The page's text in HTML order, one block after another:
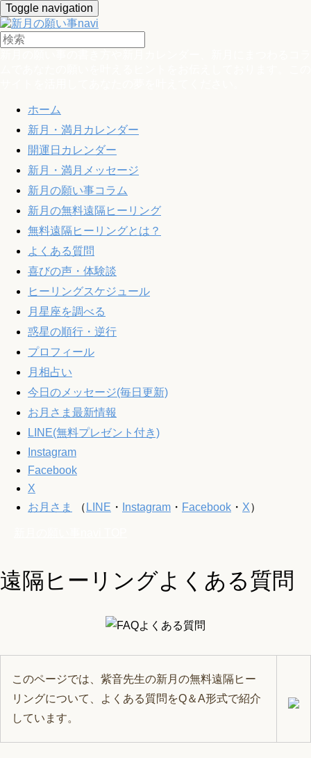
Toggle navigation
ホーム
新月・満月カレンダー
開運日カレンダー
新月・満月メッセージ
新月の願い事コラム
新月の無料遠隔ヒーリング
無料遠隔ヒーリングとは？
よくある質問
喜びの声・体験談
ヒーリングスケジュール
月星座を調べる
惑星の順行・逆行
プロフィール
月相占い
今日のメッセージ(毎日更新)
お月さま最新情報
LINE(無料プレゼント付き)
Instagram
Facebook
X
お月さま
（ LINE ・ Instagram ・ Facebook ・ X）
遠隔ヒーリングよくある質問
このページでは、紫音先生の新月の無料遠隔ヒー
リングについて、よくある質問をQ＆A形式で紹介
しています。